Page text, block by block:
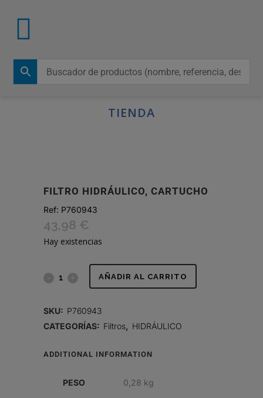
TIENDA
FILTRO HIDRÁULICO, CARTUCHO
Ref: P760943
43,98 €
Hay existencias
FILTRO
CARTUCHO
AÑADIR AL CARRITO
SKU: P760943
CATEGORÍAS: Filtros HIDRÁULICO
ADDITIONAL INFORMATION
PESO 0,28 kg